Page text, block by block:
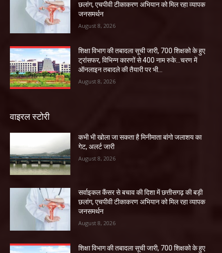
छलांग, एचपीवी टीकाकरण अभियान को मिल रहा व्यापक
जनसमर्थन
August 8, 2026
शिक्षा विभाग की तबादला सूची जारी, 700 शिक्षको के हुए
ट्रांसफर, विभिन्न कारणों से 400 नाम रुके…चरण में
ऑनलाइन तबादले की तैयारी पर भी...
August 8, 2026
वाइरल स्टोरी
कभी भी खोला जा सकता है मिनीमाता बांगो जलाशय का
गेट, अलर्ट जारी
August 8, 2026
सर्वाइकल कैंसर से बचाव की दिशा में छत्तीसगढ़ की बड़ी
छलांग, एचपीवी टीकाकरण अभियान को मिल रहा व्यापक
जनसमर्थन
August 8, 2026
शिक्षा विभाग की तबादला सूची जारी, 700 शिक्षको के हुए